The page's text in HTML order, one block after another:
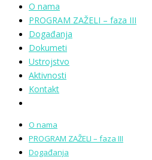
O nama
PROGRAM ZAŽELI – faza III
Događanja
Dokumeti
Ustrojstvo
Aktivnosti
Kontakt
O nama
PROGRAM ZAŽELI – faza III
Događanja